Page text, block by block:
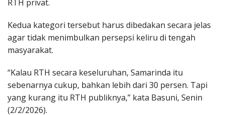
RTH privat.
Kedua kategori tersebut harus dibedakan secara jelas
agar tidak menimbulkan persepsi keliru di tengah
masyarakat.
“Kalau RTH secara keseluruhan, Samarinda itu
sebenarnya cukup, bahkan lebih dari 30 persen. Tapi
yang kurang itu RTH publiknya,” kata Basuni, Senin
(2/2/2026).